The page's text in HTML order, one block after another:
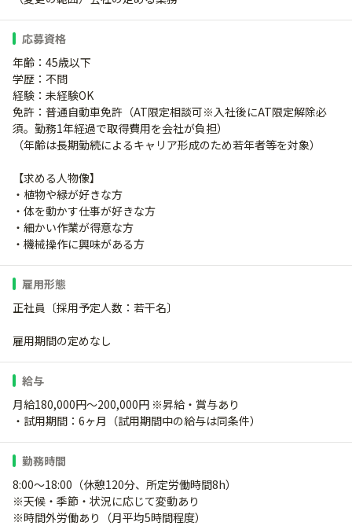
応募資格
年齢：45歳以下
学歴：不問
経験：未経験OK
免許：普通自動車免許（AT限定相談可※入社後にAT限定解除必
須。勤務1年経過で取得費用を会社が負担）
（年齢は長期勤続によるキャリア形成のため若年者等を対象）
【求める人物像】
・植物や緑が好きな方
・体を動かす仕事が好きな方
・細かい作業が得意な方
・機械操作に興味がある方
雇用形態
正社員〔採用予定人数：若干名〕
雇用期間の定めなし
給与
月給180,000円〜200,000円 ※昇給・賞与あり
・試用期間：6ヶ月（試用期間中の給与は同条件）
勤務時間
8:00〜18:00（休憩120分、所定労働時間8h）
※天候・季節・状況に応じて変動あり
※時間外労働あり（月平均5時間程度）